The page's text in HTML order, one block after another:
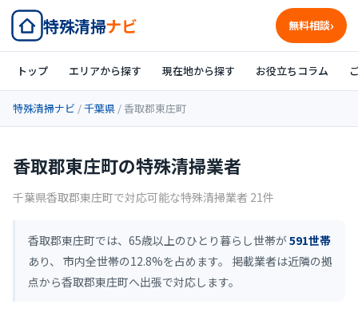
特殊清掃ナビ 無料相談
トップ エリアから探す 現在地から探す お役立ちコラム
特殊清掃ナビ /千葉県 / 香取郡東庄町
香取郡東庄町の特殊清掃業者
千葉県香取郡東庄町で対応可能な特殊清掃業者 21件
香取郡東庄町では、65歳以上のひとり暮らし世帯が 591世帯
あり、 市内全世帯の12.8%を占めます。 掲載業者は近隣の拠
点から香取郡東庄町へ出張で対応します。